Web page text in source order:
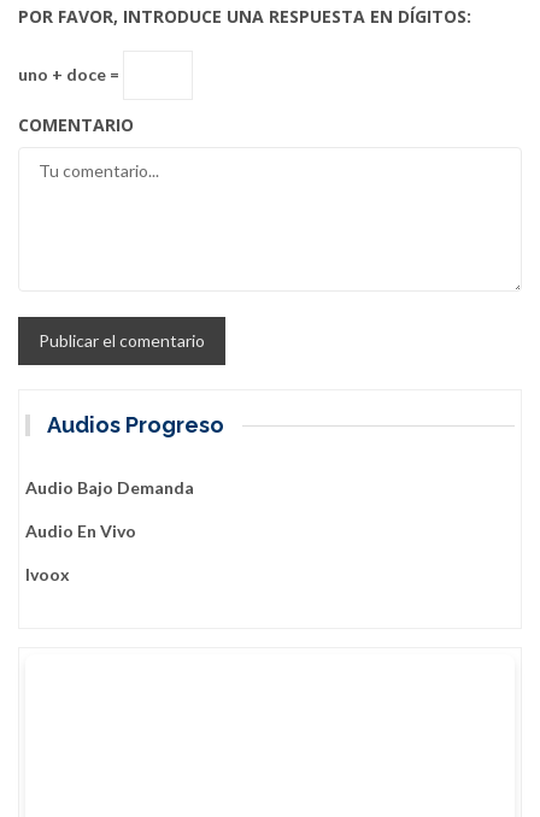
POR FAVOR, INTRODUCE UNA RESPUESTA EN DÍGITOS:
uno + doce =
COMENTARIO
Audios Progreso
Audio Bajo Demanda
Audio En Vivo
Ivoox